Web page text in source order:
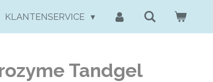
KLANTENSERVICE
Tandgel